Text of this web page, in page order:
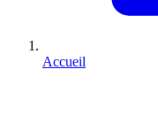
Accueil